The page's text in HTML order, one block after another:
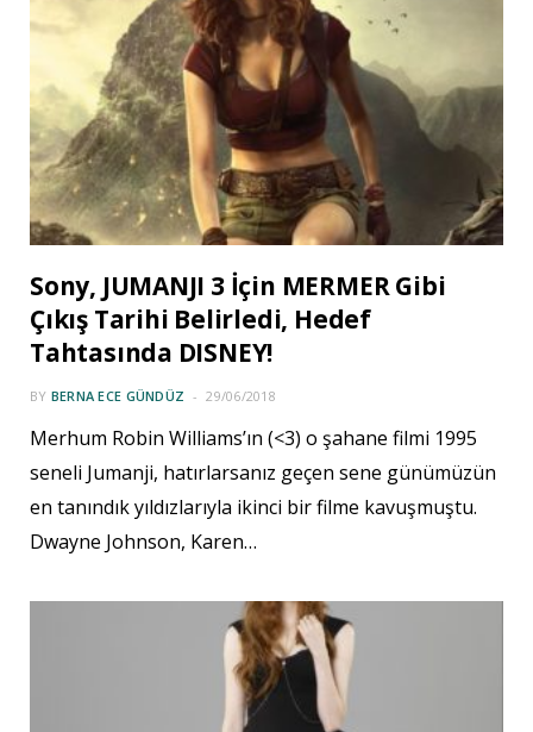
Sony, JUMANJI 3 İçin MERMER Gibi
Çıkış Tarihi Belirledi, Hedef
Tahtasında DISNEY!
BY BERNA ECE GÜNDÜZ 29/06/2018
Merhum Robin Williams’ın (<3) o şahane filmi 1995
seneli Jumanji, hatırlarsanız geçen sene günümüzün
en tanındık yıldızlarıyla ikinci bir filme kavuşmuştu.
Dwayne Johnson, Karen…